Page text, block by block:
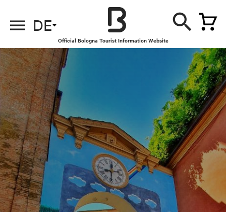
DE
Official Bologna Tourist Information Website